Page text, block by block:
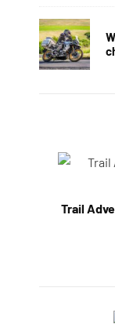
Trail